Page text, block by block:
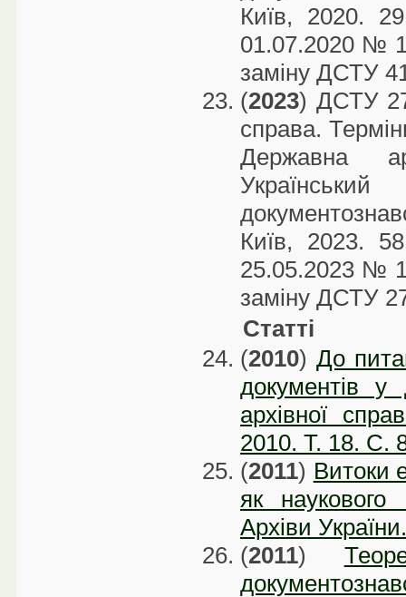
Київ, 2020.
01.07.2020 №
заміну ДСТУ
(2023) ДСТУ
справа.
Державна
Київ, 2023.
25.05.2023 №
заміну ДСТУ
Статті
(2010) До
документів у
архівної
2010. Т. 18. С.
(2011) Витоки
як наукового
Архіви
(2011)